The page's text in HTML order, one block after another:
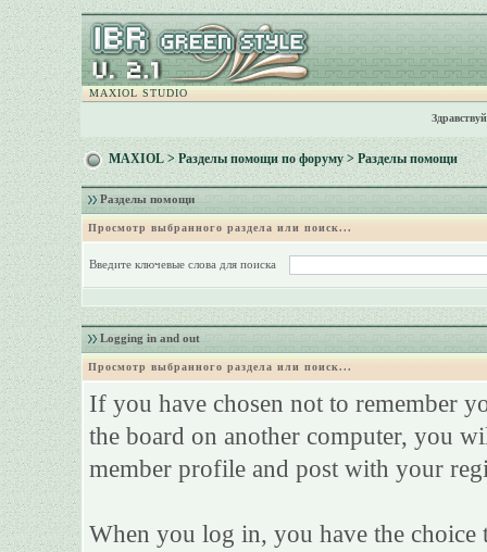
MAXIOL STUDIO
MAXIOL>Разделы помощи по форуму> Разделы помощи
Разделы помощи
Просмотр выбранного раздела или поиск...
Введите ключевые слова для поиска
Logging in and out
Просмотр выбранного раздела или поиск...
If you have chosen not to remember
the board on another computer, you
member profile and post with your
When you log in, you have the